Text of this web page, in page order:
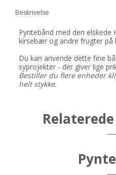
Beskrivelse
Pyntebånd med den elskede
kirsebær og andre frugter på
Du kan anvende dette fine
syprojekter - der giver lige
Bestiller du flere enheder
helt stykke.